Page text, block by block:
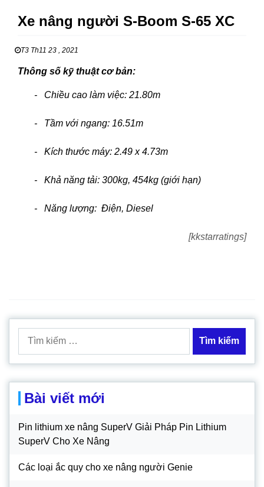
Xe nâng người S-Boom S-65 XC
T3 Th11 23 , 2021
Thông số kỹ thuật cơ bản:
- Chiều cao làm việc: 21.80m
- Tầm với ngang: 16.51m
- Kích thước máy: 2.49 x 4.73m
- Khả năng tải: 300kg, 454kg (giới hạn)
- Năng lượng: Điện, Diesel
[kkstarratings]
cho:
Bài viết mới
Pin lithium xe nâng SuperV Giải Pháp Pin Lithium
SuperV Cho Xe Nâng
Các loại ắc quy cho xe nâng người Genie